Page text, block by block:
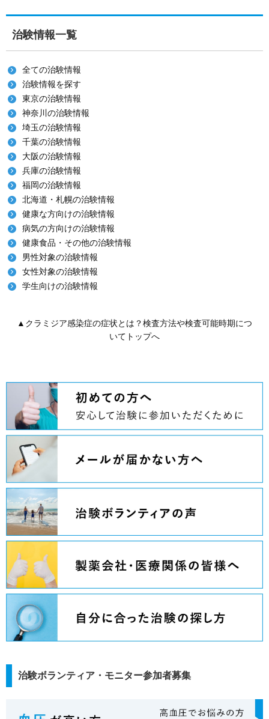
治験情報一覧
全ての治験情報
治験情報を探す
東京の治験情報
神奈川の治験情報
埼玉の治験情報
千葉の治験情報
大阪の治験情報
兵庫の治験情報
福岡の治験情報
北海道・札幌の治験情報
健康な方向けの治験情報
病気の方向けの治験情報
健康食品・その他の治験情報
男性対象の治験情報
女性対象の治験情報
学生向けの治験情報
▲クラミジア感染症の症状とは？検査方法や検査可能時期につ
いてトップへ
治験ボランティア・モニター参加者募集